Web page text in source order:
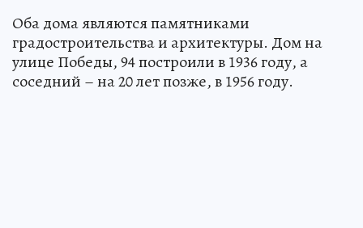
Оба дома являются памятниками
градостроительства и архитектуры. Дом на
улице Победы, 94 построили в 1936 году, а
соседний – на 20 лет позже, в 1956 году.